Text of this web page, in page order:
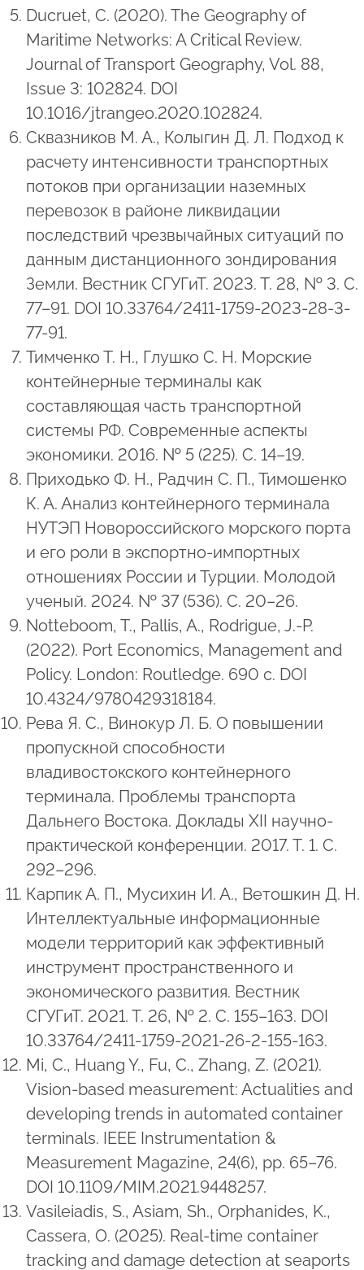
Ducruet, C. (2020). The Geography of
Maritime Networks: A Critical Review.
Journal of Transport Geography, Vol. 88,
Issue 3: 102824. DOI
10.1016/jtrangeo.2020.102824.
Сквазников М. А., Колыгин Д. Л. Подход к
расчету интенсивности транспортных
потоков при организации наземных
перевозок в районе ликвидации
последствий чрезвычайных ситуаций по
данным дистанционного зондирования
Земли. Вестник СГУГиТ. 2023. Т. 28, № 3. C.
77–91. DOI 10.33764/2411-1759-2023-28-3-
77-91.
Тимченко Т. Н., Глушко С. Н. Морские
контейнерные терминалы как
составляющая часть транспортной
системы РФ. Современные аспекты
экономики. 2016. № 5 (225). С. 14–19.
Приходько Ф. Н., Радчин С. П., Тимошенко
К. А. Анализ контейнерного терминала
НУТЭП Новороссийского морского порта
и его роли в экспортно-импортных
отношениях России и Турции. Молодой
ученый. 2024. № 37 (536). С. 20–26.
Notteboom, T., Pallis, A., Rodrigue, J.-P.
(2022). Port Economics, Management and
Policy. London: Routledge. 690 c. DOI
10.4324/9780429318184.
Рева Я. С., Винокур Л. Б. О повышении
пропускной способности
владивостокского контейнерного
терминала. Проблемы транспорта
Дальнего Востока. Доклады XII научно-
практической конференции. 2017. Т. 1. С.
292–296.
Карпик А. П., Мусихин И. А., Ветошкин Д. Н.
Интеллектуальные информационные
модели территорий как эффективный
инструмент пространственного и
экономического развития. Вестник
СГУГиТ. 2021. Т. 26, № 2. C. 155–163. DOI
10.33764/2411-1759-2021-26-2-155-163.
Mi, C., Huang Y., Fu, C., Zhang, Z. (2021).
Vision-based measurement: Actualities and
developing trends in automated container
terminals. IEEE Instrumentation &
Measurement Magazine, 24(6), pp. 65–76.
DOI 10.1109/MIM.2021.9448257.
Vasileiadis, S., Asiam, Sh., Orphanides, K.,
Cassera, O. (2025). Real-time container
tracking and damage detection at seaports